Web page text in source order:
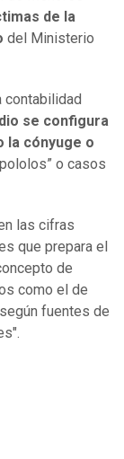
de la
del Ministerio
contabilidad
se configura
la cónyuge o
o casos
las cifras
que prepara el
de
como el de
fuentes de